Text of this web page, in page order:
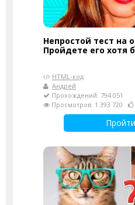
Непростой тест на
Пройдете его хотя
HTML-код
Андрей
Прохождений: 794 051
Просмотров: 1 393 720